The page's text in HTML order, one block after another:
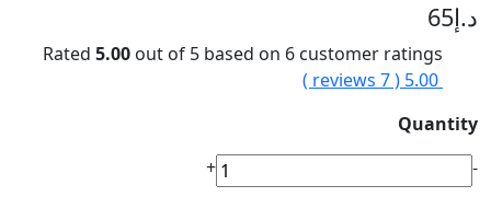
د.إ65
Rated 5.00 out of 5 based on 6 customer ratings
7
Quantity
عود
مود
-
+